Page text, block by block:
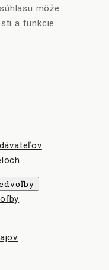
môže
a funkcie.